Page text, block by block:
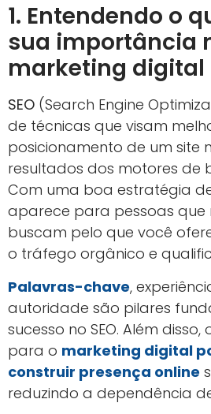
1. Entendendo o
sua importância
marketing digital
SEO (Search Engine
de técnicas que visam
posicionamento de um site
resultados dos motores de
Com uma boa estratégia de
aparece para pessoas que
buscam pelo que você
o tráfego orgânico e
Palavras-chave,
autoridade são pilares
sucesso no SEO. Além disso,
para o marketing digital
construir presença online
reduzindo a dependência